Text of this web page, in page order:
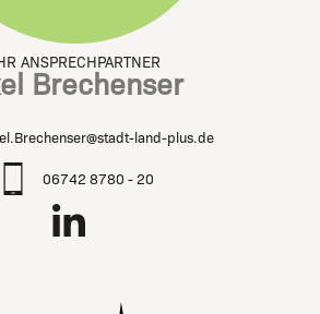
ANSPRECHPARTNER
Brechenser
land-plus.de
06742 8780 - 20